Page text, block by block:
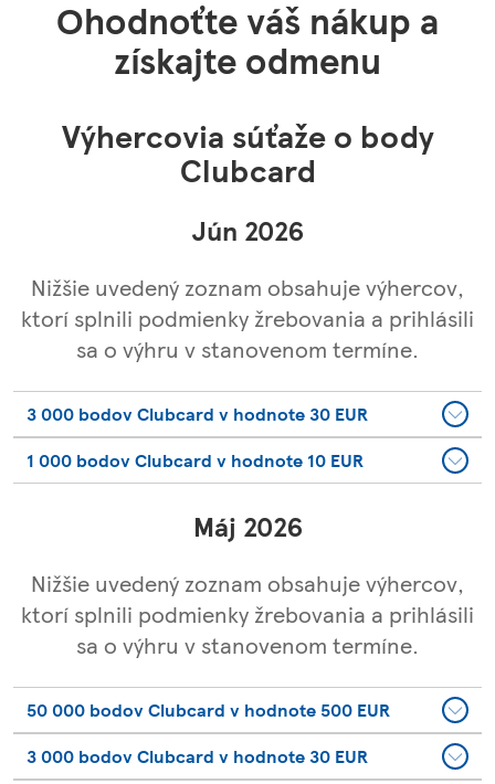
Ohodnoťte váš nákup a
získajte odmenu
Výhercovia súťaže o body
Clubcard
Jún 2026
Nižšie uvedený zoznam obsahuje výhercov,
ktorí splnili podmienky žrebovania a prihlásili
sa o výhru v stanovenom termíne.
3 000 bodov Clubcard v hodnote 30 EUR
1 000 bodov Clubcard v hodnote 10 EUR
Máj 2026
Nižšie uvedený zoznam obsahuje výhercov,
ktorí splnili podmienky žrebovania a prihlásili
sa o výhru v stanovenom termíne.
50 000 bodov Clubcard v hodnote 500 EUR
3 000 bodov Clubcard v hodnote 30 EUR